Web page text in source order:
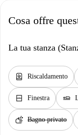
Cosa offre
La tua stanza
water_heater Riscaldamento
window_closed Finestra airline_seat_flat
soap Bagno privato